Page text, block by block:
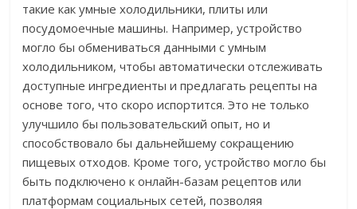
такие как умные холодильники, плиты или
посудомоечные машины. Например, устройство
могло бы обмениваться данными с умным
холодильником, чтобы автоматически отслеживать
доступные ингредиенты и предлагать рецепты на
основе того, что скоро испортится. Это не только
улучшило бы пользовательский опыт, но и
способствовало бы дальнейшему сокращению
пищевых отходов. Кроме того, устройство могло бы
быть подключено к онлайн-базам рецептов или
платформам социальных сетей, позволяя